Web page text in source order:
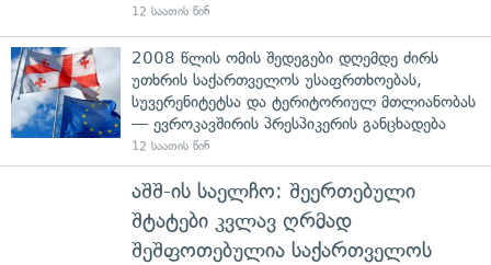
12 საათის წინ
2008 წლის ომის შედეგები დღემდე ძირს
უთხრის საქართველოს უსაფრთხოებას,
სუვერენიტეტსა და ტერიტორიულ მთლიანობას
— ევროკავშირის პრესპიკერის განცხადება
12 საათის წინ
აშშ-ის საელჩო: შეერთებული
შტატები კვლავ ღრმად
შეშფოთებულია საქართველოს